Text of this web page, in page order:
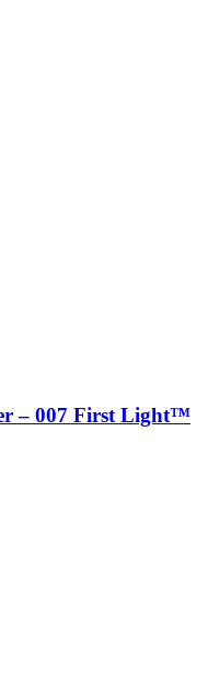
– 007 First Light™